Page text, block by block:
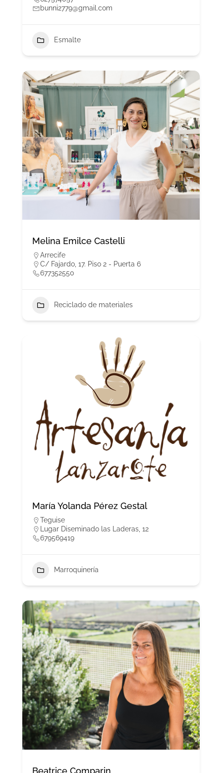
bunni2779@gmail.com
Esmalte
Melina Emilce Castelli
Arrecife
C/ Fajardo, 17. Piso 2 - Puerta 6
677352550
Reciclado de materiales
María Yolanda Pérez Gestal
Teguise
Lugar Diseminado las Laderas, 12
679569419
Marroquinería
Beatrice Comparin